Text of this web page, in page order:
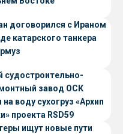
договорился с Ираном
катарского танкера
судостроительно-
завод ОСК
на воду сухогруз «Архип
проекта RSD59
ищут новые пути